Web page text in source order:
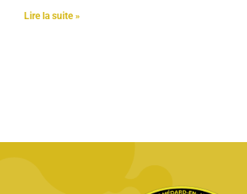
Lire la suite »